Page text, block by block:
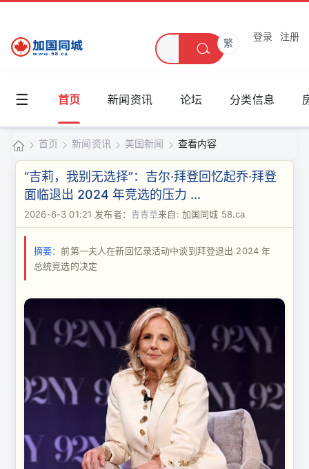
繁
登录 注册
☰ 首页 新闻资讯 论坛 分类信息
加
国
同
城
›
首页
›
新闻资讯
›
美国新闻
›
查看内容
“吉莉，我别无选择”：吉尔·拜登回忆起乔·拜登
面临退出 2024 年竞选的压力 ...
2026-6-3 01:21 发布者： 青青草来自: 加国同城 58.ca
摘要：前第一夫人在新回忆录活动中谈到拜登退出 2024 年
总统竞选的决定